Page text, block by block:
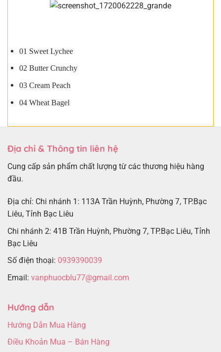
01 Sweet Lychee
02 Butter Crunchy
03 Cream Peach
04 Wheat Bagel
Địa chỉ & Thông tin liên hệ
Cung cấp sản phẩm chất lượng từ các thương hiệu hàng
đầu.
Địa chỉ: Chi nhánh 1: 113A Trần Huỳnh, Phường 7, TP.Bạc
Liêu, Tỉnh Bạc Liêu
Chi nhánh 2: 41B Trần Huỳnh, Phường 7, TP.Bạc Liêu, Tỉnh
Bạc Liêu
Số điện thoại: 0939390039
Email: vanphuocblu77@gmail.com
Hướng dẫn
Hướng Dẫn Mua Hàng
Điều Khoản Mua – Bán Hàng